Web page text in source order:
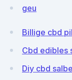
geu
Billige cbd
Cbd edibles
Diy cbd